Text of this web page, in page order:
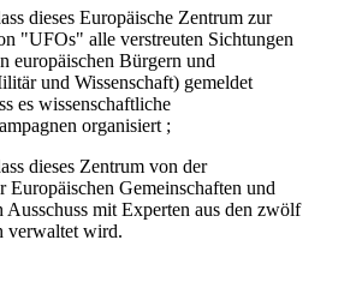
dieses Europäische Zentrum zur
"UFOs" alle verstreuten Sichtungen
europäischen Bürgern und
und Wissenschaft) gemeldet
es wissenschaftliche
organisiert ;
dieses Zentrum von der
Europäischen Gemeinschaften und
Ausschuss mit Experten aus den zwölf
verwaltet wird.